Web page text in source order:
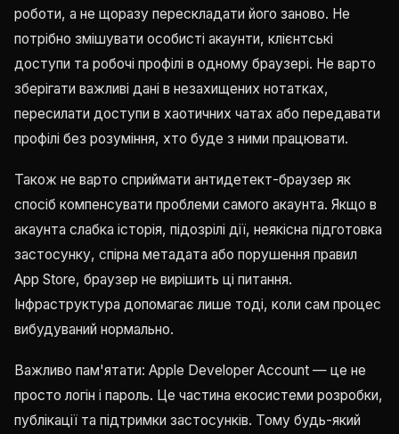
роботи, а не щоразу перескладати його заново. Не
потрібно змішувати особисті акаунти, клієнтські
доступи та робочі профілі в одному браузері. Не варто
зберігати важливі дані в незахищених нотатках,
пересилати доступи в хаотичних чатах або передавати
профілі без розуміння, хто буде з ними працювати.
Також не варто сприймати антидетект-браузер як
спосіб компенсувати проблеми самого акаунта. Якщо в
акаунта слабка історія, підозрілі дії, неякісна підготовка
застосунку, спірна метадата або порушення правил
App Store, браузер не вирішить ці питання.
Інфраструктура допомагає лише тоді, коли сам процес
вибудуваний нормально.
Важливо пам'ятати: Apple Developer Account — це не
просто логін і пароль. Це частина екосистеми розробки,
публікації та підтримки застосунків. Тому будь-який